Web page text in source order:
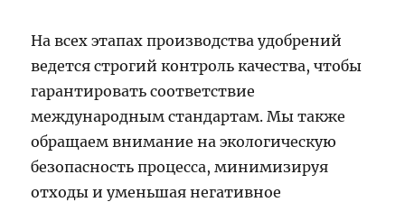
На всех этапах производства удобрений
ведется строгий контроль качества, чтобы
гарантировать соответствие
международным стандартам. Мы также
обращаем внимание на экологическую
безопасность процесса, минимизируя
отходы и уменьшая негативное